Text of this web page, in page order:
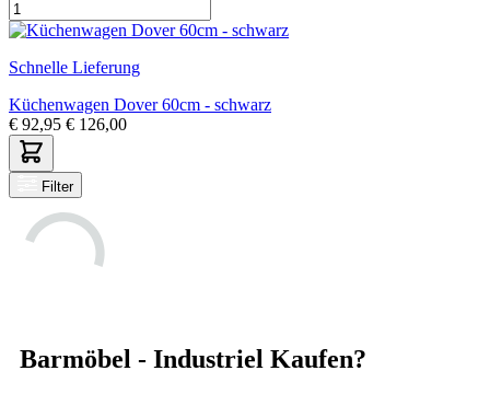
Schnelle Lieferung
Küchenwagen Dover 60cm - schwarz
€ 92,95 € 126,00
Filter
Barmöbel - Industriel Kaufen?